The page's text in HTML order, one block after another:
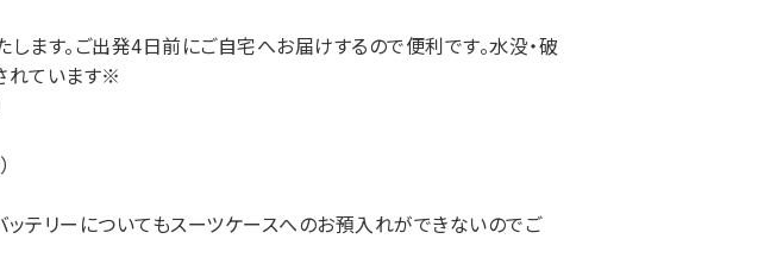
す。ご出発4日前にご自宅へお届けするので便利です。水没・破
れています※
テリーについてもスーツケースへのお預入れができないのでご